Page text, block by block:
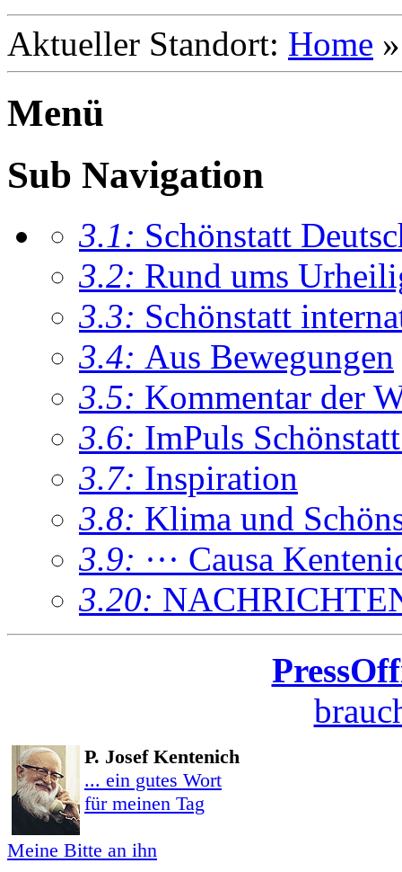
Aktueller Standort: Home
Menü
Sub Navigation
3.1: Schönstatt
3.2: Rund ums
3.3: Schönstatt
3.4: Aus Bewegungen
3.5: Kommentar der
3.6: ImPuls
3.7: Inspiration
3.8: Klima und
3.9: ··· Causa
3.20:
P. Josef Kentenich
... ein gutes Wort
für meinen Tag
Meine Bitte an ihn